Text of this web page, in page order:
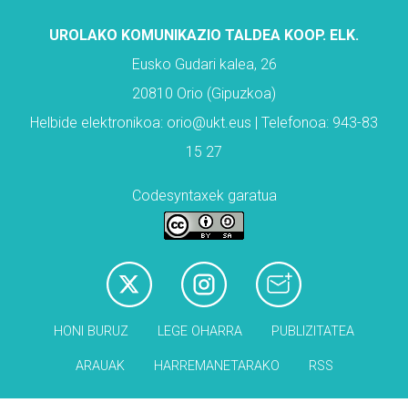
UROLAKO KOMUNIKAZIO TALDEA KOOP. ELK.
Eusko Gudari kalea, 26
20810 Orio (Gipuzkoa)
Helbide elektronikoa: orio@ukt.eus | Telefonoa: 943-83
15 27
Codesyntaxek garatua
HONI BURUZ LEGE OHARRA PUBLIZITATEA
ARAUAK HARREMANETARAKO RSS